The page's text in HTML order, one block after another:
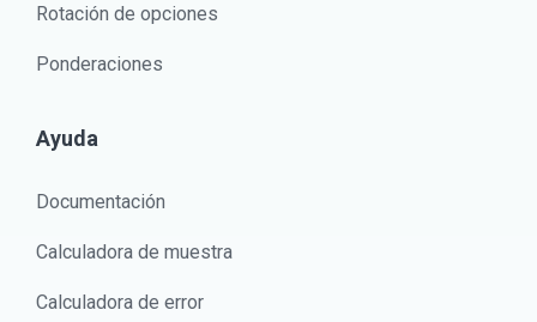
Rotación de opciones
Ponderaciones
Ayuda
Documentación
Calculadora de muestra
Calculadora de error